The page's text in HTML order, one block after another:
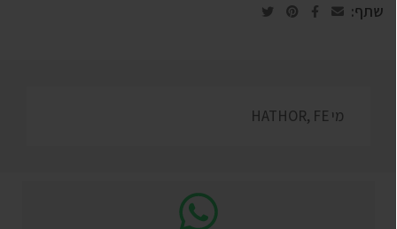
שתף:
מי HATHOR, FE